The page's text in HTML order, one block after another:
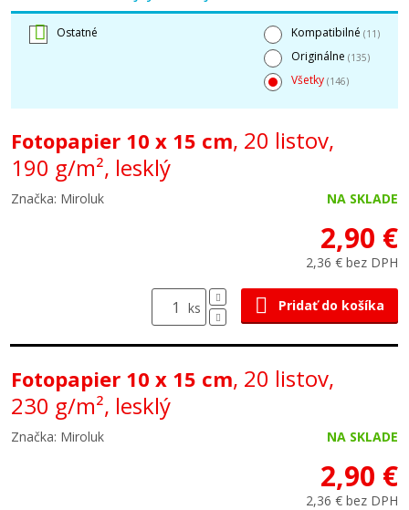
Ostatné Kompatibilné (11)
Originálne (135)
Všetky (146)
Fotopapier 10 x 15 cm, 20 listov,
190 g/m², lesklý
Značka: Miroluk NA SKLADE
2,90 €
2,36 € bez DPH
ks Pridať do košíka
Fotopapier 10 x 15 cm, 20 listov,
230 g/m², lesklý
Značka: Miroluk NA SKLADE
2,90 €
2,36 € bez DPH